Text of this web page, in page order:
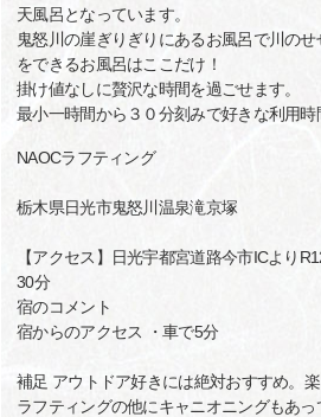
天風呂となっています。
鬼怒川の崖ぎりぎりにあるお風呂で川の
をできるお風呂はここだけ！
掛け値なしに贅沢な時間を過ごせます。
最小一時間から３０分刻みで好きな利用時
NAOCラフティング
栃木県日光市鬼怒川温泉滝京塚
【アクセス】日光宇都宮道路今市ICより
30分
宿のコメント
宿からのアクセス ・車で5分
補足 アウトドア好きには絶対おすすめ。楽
ラフティングの他にキャニオニングもあ